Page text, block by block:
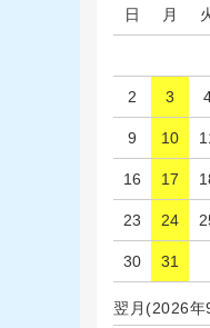
日 月
2 3
9 10
16 17
23 24
30 31
翌月(2026年